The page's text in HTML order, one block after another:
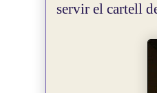
servir el cartell